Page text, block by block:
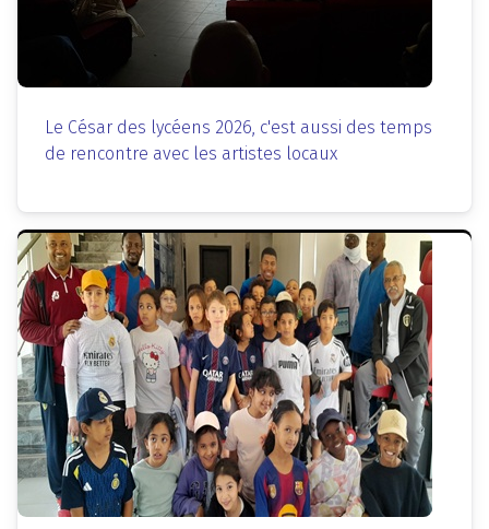
Le César des lycéens 2026, c'est aussi des temps
de rencontre avec les artistes locaux